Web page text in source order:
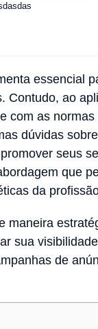
essencial
Contudo, ao
com as
dúvidas
seus
que
da
maneira
sua
de